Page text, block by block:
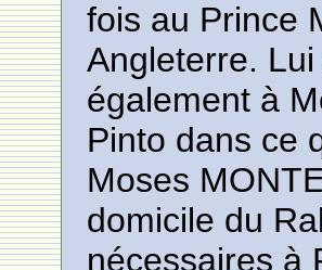
fois au Prince
Angleterre.
également à
Pinto dans ce
Moses
domicile du
nécessaires à